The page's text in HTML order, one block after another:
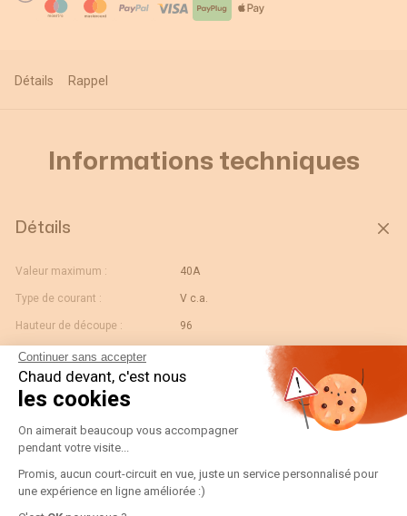
Continuer sans accepter
Chaud devant, c'est nous
les cookies
Plateforme de Gestion du
On aimerait beaucoup vous accompagner
pendant votre visite...
Promis, aucun court-circuit en vue, juste un service personnalisé pour
une expérience en ligne améliorée :)
Détails Rappel
Informations techniques
Détails
Valeur maximum : 40A
Type de courant : V c.a.
Hauteur de découpe : 96
Largeur de découpe :
Type : AC Analog Ammeter ROT96 90° /5A 5IN
Calibre :
Gtin/ean : 3596031080526
Code douane : 90303370